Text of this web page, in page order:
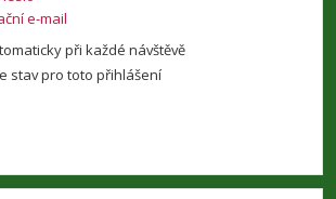
e-mail
při každé návštěvě
stav pro toto přihlášení